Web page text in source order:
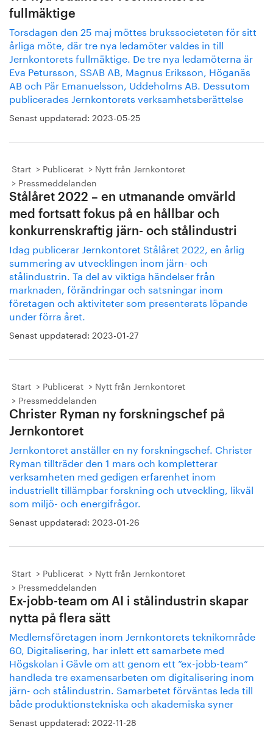
fullmäktige
Torsdagen den 25 maj möttes brukssocieteten för sitt
årliga möte, där tre nya ledamöter valdes in till
Jernkontorets fullmäktige. De tre nya ledamöterna är
Eva Petursson, SSAB AB, Magnus Eriksson, Höganäs
AB och Pär Emanuelsson, Uddeholms AB. Dessutom
publicerades Jernkontorets verksamhetsberättelse
Senast uppdaterad: 2023-05-25
Start Publicerat
Nytt från Jernkontoret
Pressmeddelanden
Stålåret 2022 – en utmanande omvärld
med fortsatt fokus på en hållbar och
konkurrenskraftig järn- och stålindustri
Idag publicerar Jernkontoret Stålåret 2022, en årlig
summering av utvecklingen inom järn- och
stålindustrin. Ta del av viktiga händelser från
marknaden, förändringar och satsningar inom
företagen och aktiviteter som presenterats löpande
under förra året.
Senast uppdaterad: 2023-01-27
Start Publicerat
Nytt från Jernkontoret
Pressmeddelanden
Christer Ryman ny forskningschef på
Jernkontoret
Jernkontoret anställer en ny forskningschef. Christer
Ryman tillträder den 1 mars och kompletterar
verksamheten med gedigen erfarenhet inom
industriellt tillämpbar forskning och utveckling, likväl
som miljö- och energifrågor.
Senast uppdaterad: 2023-01-26
Start Publicerat
Nytt från Jernkontoret
Pressmeddelanden
Ex-jobb-team om AI i stålindustrin skapar
nytta på flera sätt
Medlemsföretagen inom Jernkontorets teknikområde
60, Digitalisering, har inlett ett samarbete med
Högskolan i Gävle om att genom ett ”ex-jobb-team”
handleda tre examensarbeten om digitalisering inom
järn- och stålindustrin. Samarbetet förväntas leda till
både produktionstekniska och akademiska syner
Senast uppdaterad: 2022-11-28